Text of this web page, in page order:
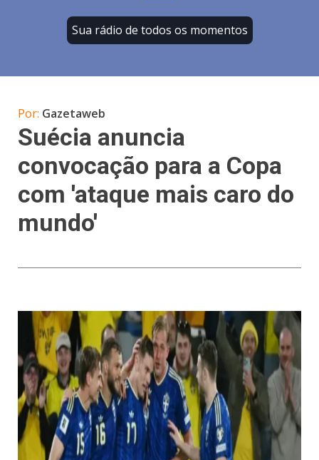
Sua rádio de todos os momentos
Por: Gazetaweb
Suécia anuncia
convocação para a Copa
com 'ataque mais caro do
mundo'